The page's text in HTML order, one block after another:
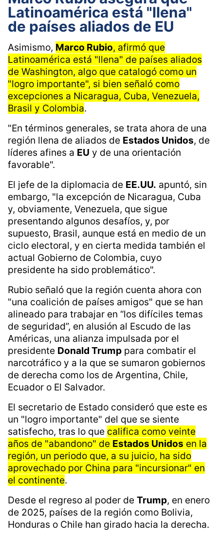
Latinoamérica está "llena"
de países aliados de EU
Asimismo, Marco Rubio, afirmó que
Latinoamérica está "llena" de países aliados
de Washington, algo que catalogó como un
"logro importante", si bien señaló como
excepciones a Nicaragua, Cuba, Venezuela,
Brasil y Colombia.
"En términos generales, se trata ahora de una
región llena de aliados de Estados Unidos, de
líderes afines a EU y de una orientación
favorable".
El jefe de la diplomacia de EE.UU. apuntó, sin
embargo, "la excepción de Nicaragua, Cuba
y, obviamente, Venezuela, que sigue
presentando algunos desafíos, y, por
supuesto, Brasil, aunque está en medio de un
ciclo electoral, y en cierta medida también el
actual Gobierno de Colombia, cuyo
presidente ha sido problemático".
Rubio señaló que la región cuenta ahora con
"una coalición de países amigos" que se han
alineado para trabajar en “los difíciles temas
de seguridad”, en alusión al Escudo de las
Américas, una alianza impulsada por el
presidente Donald Trump para combatir el
narcotráfico y a la que se sumaron gobiernos
de derecha como los de Argentina, Chile,
Ecuador o El Salvador.
El secretario de Estado consideró que este es
un "logro importante" del que se siente
satisfecho, tras lo que califica como veinte
años de "abandono" de Estados Unidos en la
región, un periodo que, a su juicio, ha sido
aprovechado por China para "incursionar" en
el continente.
Desde el regreso al poder de Trump, en enero
de 2025, países de la región como Bolivia,
Honduras o Chile han girado hacia la derecha.